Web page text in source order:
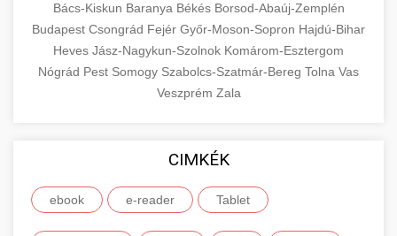
Bács-Kiskun Baranya Békés Borsod-Abaúj-Zemplén
Budapest Csongrád Fejér Győr-Moson-Sopron Hajdú-Bihar
Heves Jász-Nagykun-Szolnok Komárom-Esztergom
Nógrád Pest Somogy Szabolcs-Szatmár-Bereg Tolna Vas
Veszprém Zala
CIMKÉK
ebook e-reader Tablet